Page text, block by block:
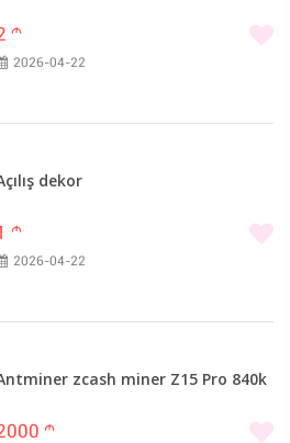
m
2026-04-22
dekor
m
2026-04-22
zcash miner Z15 Pro 840k
m